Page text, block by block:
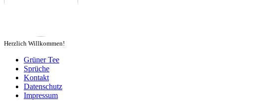
Herzlich Willkommen!
Grüner Tee
Sprüche
Kontakt
Datenschutz
Impressum